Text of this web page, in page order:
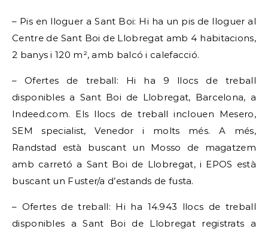
– Pis en lloguer a Sant Boi: Hi ha un pis de lloguer al
Centre de Sant Boi de Llobregat amb 4 habitacions,
2 banys i 120 m², amb balcó i calefacció.
– Ofertes de treball: Hi ha 9 llocs de treball
disponibles a Sant Boi de Llobregat, Barcelona, a
Indeed.com. Els llocs de treball inclouen Mesero,
SEM specialist, Venedor i molts més. A més,
Randstad està buscant un Mosso de magatzem
amb carretó a Sant Boi de Llobregat, i EPOS està
buscant un Fuster/a d’estands de fusta.
– Ofertes de treball: Hi ha 14.943 llocs de treball
disponibles a Sant Boi de Llobregat registrats a